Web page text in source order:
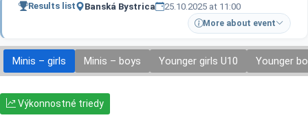
Results list Banská Bystrica
25.10.2025 at 11:00
More about event
Minis – girls Minis – boys Younger girls U10 Younger
Výkonnostné triedy